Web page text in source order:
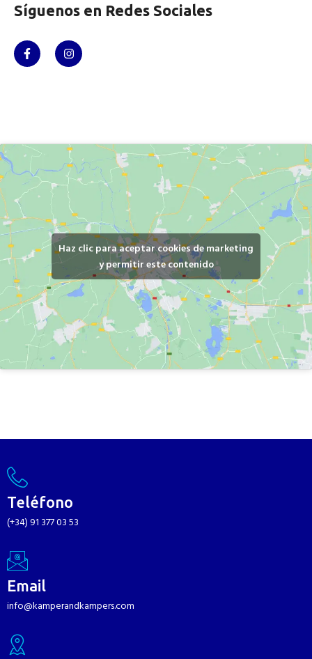
Síguenos en Redes Sociales
Haz clic para aceptar cookies de marketing
y permitir este contenido
Teléfono
(+34) 91 377 03 53
Email
info@kamperandkampers.com